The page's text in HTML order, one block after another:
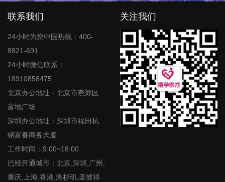
联系我们
24小时为您中国热线：400-
8821-691
24小时微信联系：
18910858475
北京办公地址：北京市燕郊区
富地广场
深圳办公地址：深圳市福田杭
钢富春商务大厦
工作时间：9:00~18:00
已经开通城市：北京,深圳,广州,
重庆,上海,香港,洛杉矶,圣彼得
关注我们